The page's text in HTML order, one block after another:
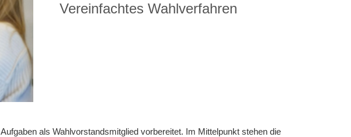
Vereinfachtes Wahlverfahren
als Wahlvorstandsmitglied vorbereitet. Im Mittelpunkt stehen die